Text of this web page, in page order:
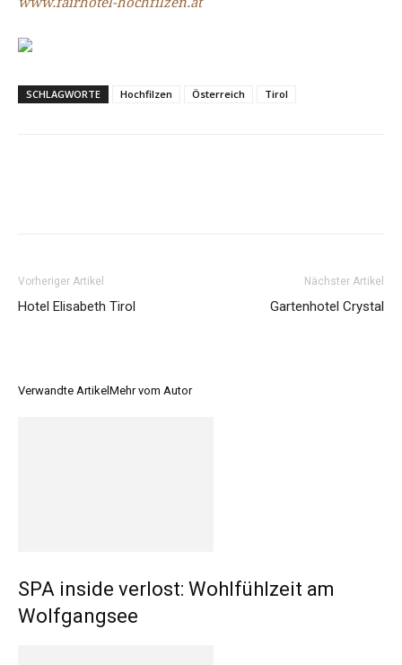
SCHLAGWORTE Hochfilzen Österreich Tirol
Vorheriger Artikel
Hotel Elisabeth Tirol
Nächster Artikel
Gartenhotel Crystal
Verwandte Artikel Mehr vom Autor
SPA inside verlost: Wohlfühlzeit am
Wolfgangsee